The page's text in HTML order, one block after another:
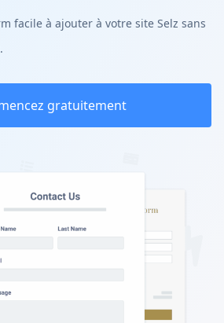
facile à ajouter à votre site Selz sans
gratuitement